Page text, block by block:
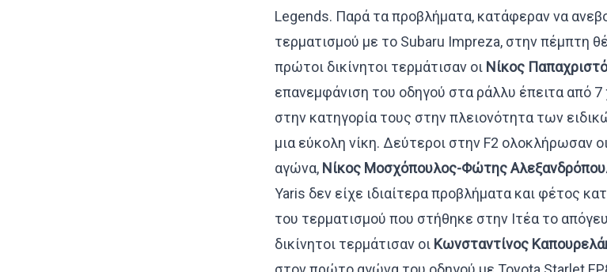
Legends. Παρά τα προβλήματα, κατάφεραν να
τερματισμού με το Subaru Impreza, στην πέμπτη
πρώτοι δικίνητοι τερμάτισαν οι Νίκος
επανεμφάνιση του οδηγού στα ράλλυ έπειτα από 7
στην κατηγορία τους στην πλειονότητα των
μια εύκολη νίκη. Δεύτεροι στην F2 ολοκλήρωσαν
αγώνα, Νίκος Μοσχόπουλος-Φώτης
Yaris δεν είχε ιδιαίτερα προβλήματα και φέτος
του τερματισμού που στήθηκε στην Ιτέα το
δικίνητοι τερμάτισαν οι Κωνσταντίνος